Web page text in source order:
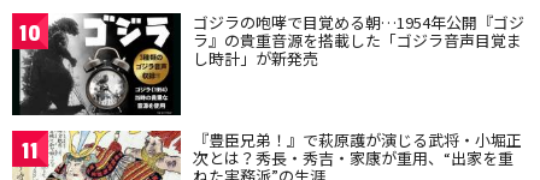
10 ゴジラの咆哮で目覚める朝…1954年公開『ゴジ
ラ』の貴重音源を搭載した「ゴジラ音声目覚ま
し時計」が新発売
11 『豊臣兄弟！』で萩原護が演じる武将・小堀正
次とは？秀長・秀吉・家康が重用、“出家を重